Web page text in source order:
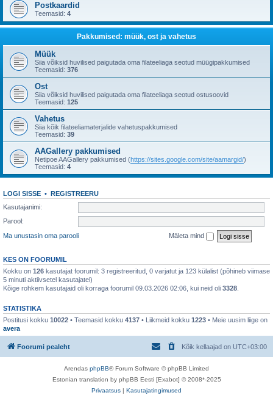
Postkaardid
Teemasid: 4
Pakkumised: müük, ost ja vahetus
Müük
Siia võiksid huvilised paigutada oma filateeliaga seotud müügipakkumised
Teemasid: 376
Ost
Siia võiksid huvilised paigutada oma filateeliaga seotud ostusoovid
Teemasid: 125
Vahetus
Siia kõik filateeliamaterjalide vahetuspakkumised
Teemasid: 39
AAGallery pakkumised
Netipoe AAGallery pakkumised (https://sites.google.com/site/aamargid/)
Teemasid: 4
LOGI SISSE • REGISTREERU
Kasutajanimi:
Parool:
Ma unustasin oma parooli
Mäleta mind
KES ON FOORUMIL
Kokku on 126 kasutajat foorumil: 3 registreeritud, 0 varjatut ja 123 külalist (põhineb viimase
5 minuti aktiivsetel kasutajatel)
Kõige rohkem kasutajaid oli korraga foorumil 09.03.2026 02:06, kui neid oli 3328
STATISTIKA
Postitusi kokku 10022 • Teemasid kokku 4137 • Liikmeid kokku 1223 • Meie uusim liige on
avera
Foorumi pealeht Kõik kellaajad on UTC+03:00
Arendas phpBB® Forum Software © phpBB Limited
Estonian translation by phpBB Eesti [Exabot] © 2008*-2025
Privaatsus | Kasutajatingimused